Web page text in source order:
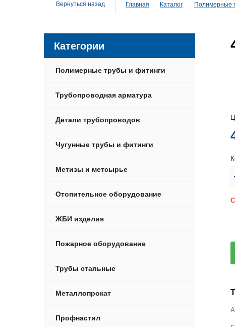
Вернуться назад Главная Каталог
Категории
Полимерные трубы и фитинги
Трубопроводная арматура
Детали трубопроводов
Чугунные трубы и фитинги
Метизы и метсырье
Отопительное оборудование
ЖБИ изделия
Пожарное оборудование
Трубы стальные
Металлопрокат
Профнастил